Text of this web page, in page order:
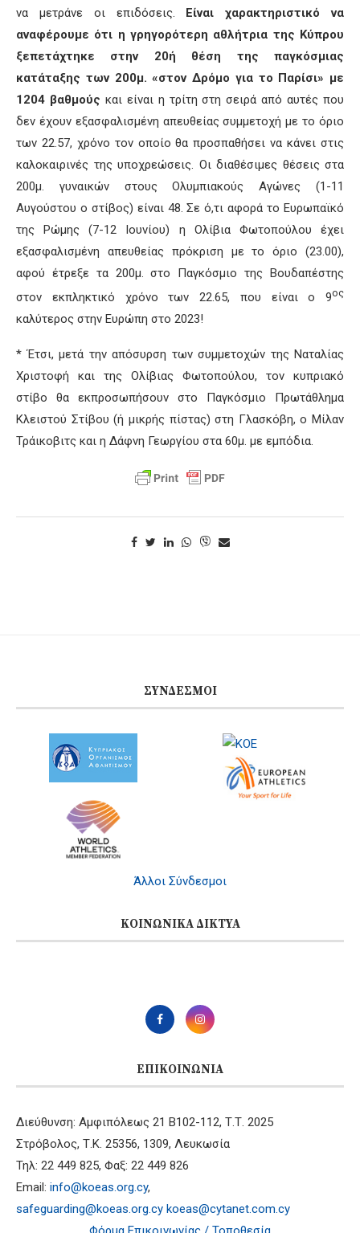
να μετράνε οι επιδόσεις. Είναι χαρακτηριστικό να
αναφέρουμε ότι η γρηγορότερη αθλήτρια της Κύπρου
ξεπετάχτηκε στην 20ή θέση της παγκόσμιας
κατάταξης των 200μ. «στον Δρόμο για το Παρίσι» με
1204 βαθμούς και είναι η τρίτη στη σειρά από αυτές που
δεν έχουν εξασφαλισμένη απευθείας συμμετοχή με το όριο
των 22.57, χρόνο τον οποίο θα προσπαθήσει να κάνει στις
καλοκαιρινές της υποχρεώσεις. Οι διαθέσιμες θέσεις στα
200μ. γυναικών στους Ολυμπιακούς Αγώνες (1-11
Αυγούστου ο στίβος) είναι 48. Σε ό,τι αφορά το Ευρωπαϊκό
της Ρώμης (7-12 Ιουνίου) η Ολίβια Φωτοπούλου έχει
εξασφαλισμένη απευθείας πρόκριση με το όριο (23.00),
αφού έτρεξε τα 200μ. στο Παγκόσμιο της Βουδαπέστης
στον εκπληκτικό χρόνο των 22.65, που είναι ο 9ος
καλύτερος στην Ευρώπη στο 2023!
* Έτσι, μετά την απόσυρση των συμμετοχών της Ναταλίας
Χριστοφή και της Ολίβιας Φωτοπούλου, τον κυπριακό
στίβο θα εκπροσωπήσουν στο Παγκόσμιο Πρωτάθλημα
Κλειστού Στίβου (ή μικρής πίστας) στη Γλασκόβη, ο Μίλαν
Τράικοβιτς και η Δάφνη Γεωργίου στα 60μ. με εμπόδια.
ΣΎΝΔΕΣΜΟΙ
Άλλοι Σύνδεσμοι
ΚΟΙΝΩΝΙΚΆ ΔΊΚΤΥΑ
ΕΠΙΚΟΙΝΩΝΊΑ
Διεύθυνση: Αμφιπόλεως 21 B102-112, Τ.Τ. 2025
Στρόβολος, Τ.Κ. 25356, 1309, Λευκωσία
Τηλ: 22 449 825, Φαξ: 22 449 826
Email: info@koeas.org.cy,
safeguarding@koeas.org.cy koeas@cytanet.com.cy